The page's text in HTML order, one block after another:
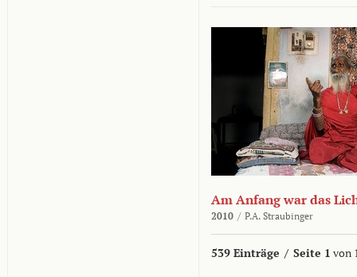
Am Anfang war das
2010 / P.A. Straubinger
539 Einträge / Seite 1 von